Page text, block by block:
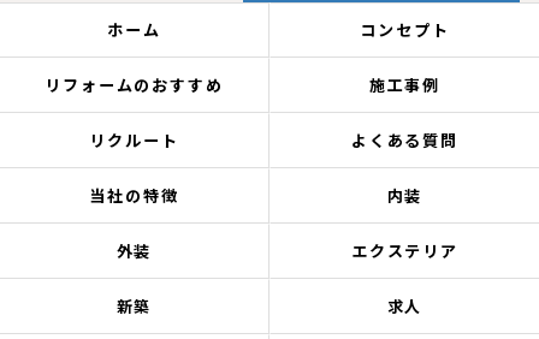
ホーム コンセプト
リフォームのおすすめ 施工事例
リクルート よくある質問
当社の特徴 内装
外装 エクステリア
新築 求人